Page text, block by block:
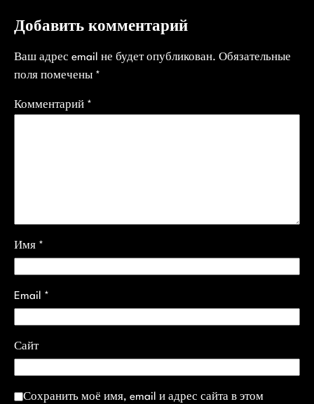
Добавить комментарий
Ваш адрес email не будет опубликован. Обязательные
поля помечены *
Комментарий *
Имя *
Email *
Сайт
Сохранить моё имя, email и адрес сайта в этом